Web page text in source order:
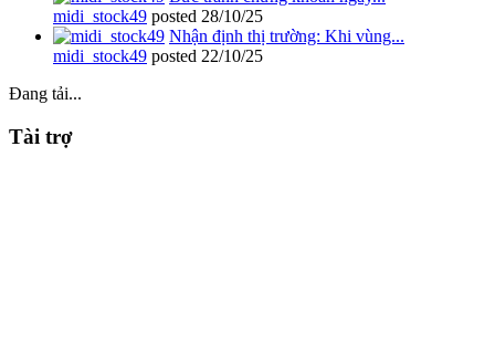
midi_stock49 posted 28/10/25
Nhận định thị trường: Khi vùng...
midi_stock49 posted 22/10/25
Đang tải...
Tài trợ